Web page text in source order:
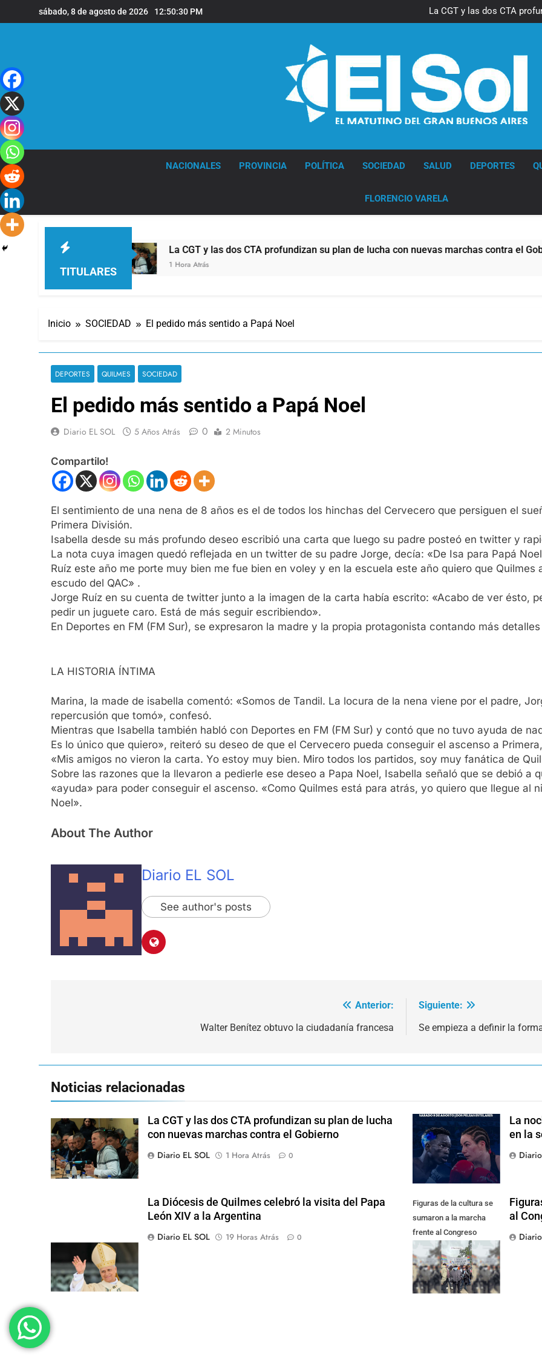
al
sábado, 8 de agosto de 2026 12:50:31 PM
La CGT y las dos CTA
Thiago Medina
NACIONALES PROVINCIA POLÍTICA SOCIEDAD SALUD DEPORTES
FLORENCIO VARELA
TITULARES
sexual La CGT y las dos CTA profundizan su plan de lucha con nuevas marchas contra el Gobierno
1 Hora Atrás
Inicio SOCIEDAD El pedido más sentido a Papá Noel
DEPORTES QUILMES SOCIEDAD
El pedido más sentido a Papá Noel
Diario EL SOL 5 Años Atrás 0 2 Minutos
Compartilo!
El sentimiento de una nena de 8 años es el de todos los hinchas del Cervecero que persiguen el
Primera División.
Isabella desde su más profundo deseo escribió una carta que luego su padre posteó en twitter y
La nota cuya imagen quedó reflejada en un twitter de su padre Jorge, decía: «De Isa para Papá
Ruíz este año me porte muy bien me fue bien en voley y en la escuela este año quiero que
escudo del QAC» .
Jorge Ruíz en su cuenta de twitter junto a la imagen de la carta había escrito: «Acabo de ver ésto,
pedir un juguete caro. Está de más seguir escribiendo».
En Deportes en FM (FM Sur), se expresaron la madre y la propia protagonista contando más
LA HISTORIA ÍNTIMA
Marina, la made de isabella comentó: «Somos de Tandil. La locura de la nena viene por el padre,
repercusión que tomó», confesó.
Mientras que Isabella también habló con Deportes en FM (FM Sur) y contó que no tuvo ayuda de
Es lo único que quiero», reiteró su deseo de que el Cervecero pueda conseguir el ascenso a Primera,
«Mis amigos no vieron la carta. Yo estoy muy bien. Miro todos los partidos, soy muy fanática de
Sobre las razones que la llevaron a pedierle ese deseo a Papa Noel, Isabella señaló que se debió a
«ayuda» para poder conseguir el ascenso. «Como Quilmes está para atrás, yo quiero que llegue al
Noel».
About The Author
Diario EL SOL
See author's posts
Anterior:
Walter Benítez obtuvo la ciudadanía francesa
Siguiente:
Se empieza a definir la
Noticias relacionadas
La CGT y las dos CTA profundizan su plan de lucha
con nuevas marchas contra el Gobierno
Diario EL SOL
1 Hora Atrás 0
La
en la
La Diócesis de Quilmes celebró la visita del Papa
León XIV a la Argentina
Diario EL SOL
19 Horas Atrás 0
Figuras de la cultura se
sumaron a la marcha
frente al Congreso
contra la Ley de
Propiedad Privada
al